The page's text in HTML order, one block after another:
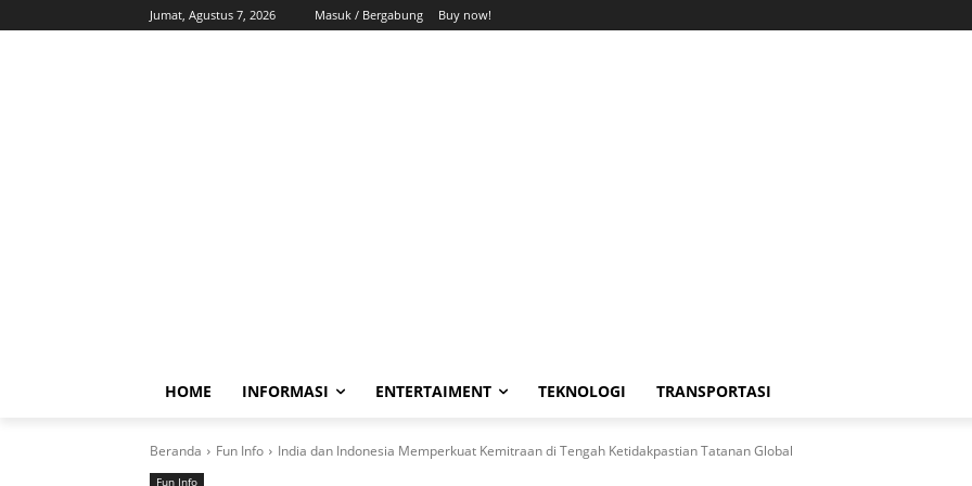
Jumat, Agustus 7, 2026 Masuk / Bergabung Buy now!
HOME INFORMASI ENTERTAIMENT TEKNOLOGI TRANSPORTASI
Beranda Fun Info India dan Indonesia Memperkuat Kemitraan di Tengah Ketidakpastian Tatanan Global
Fun Info